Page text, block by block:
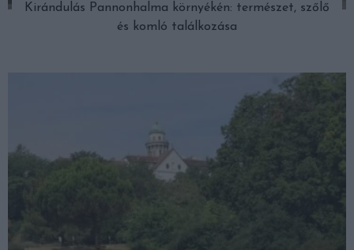
Kirándulás Pannonhalma környékén: természet, szőlő
és komló találkozása